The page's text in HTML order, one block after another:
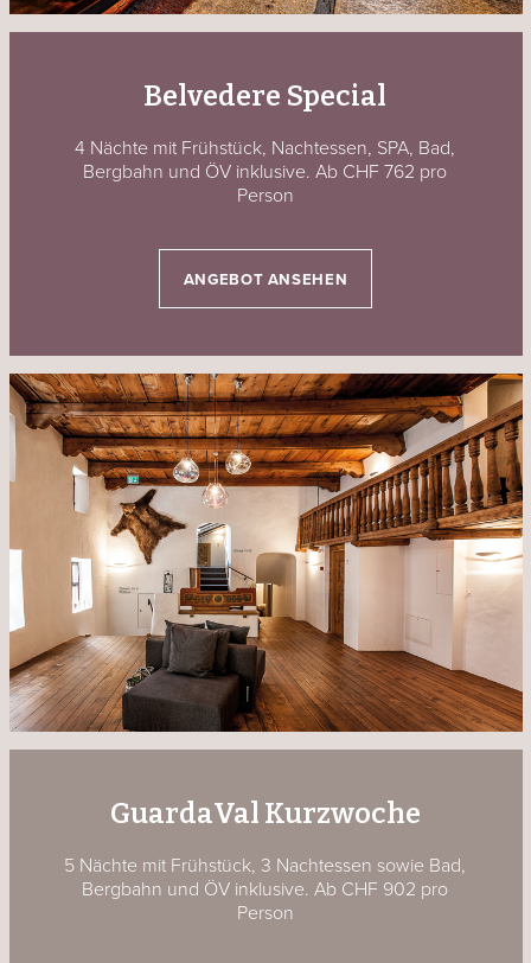
Belvedere Special
4 Nächte mit Frühstück, Nachtessen, SPA, Bad,
Bergbahn und ÖV inklusive. Ab CHF 762 pro
Person
ANGEBOT ANSEHEN
GuardaVal Kurzwoche
5 Nächte mit Frühstück, 3 Nachtessen sowie Bad,
Bergbahn und ÖV inklusive. Ab CHF 902 pro
Person